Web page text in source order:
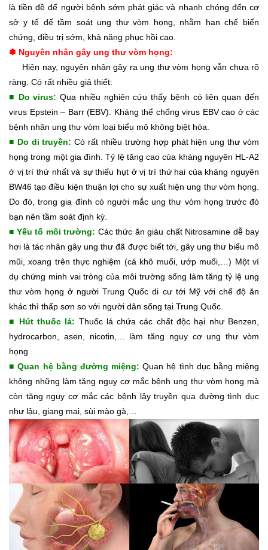
là tiền đề để người bệnh sớm phát giác và nhanh chóng đến cơ
sở y tế để tầm soát ung thư vòm họng, nhằm hạn chế biến
chứng, điều trị sớm, khả năng phục hồi cao.
✽ Nguyên nhân gây ung thư vòm họng:
Hiện nay, nguyên nhân gây ra ung thư vòm họng vẫn chưa rõ
ràng. Có rất nhiều giả thiết:
■ Do virus: Qua nhiều nghiên cứu thấy bệnh có liên quan đến
virus Epstein – Barr (EBV). Kháng thể chống virus EBV cao ở các
bệnh nhân ung thư vòm loại biểu mô không biệt hóa.
■ Do di truyền: Có rất nhiều trường hợp phát hiện ung thư vòm
họng trong một gia đình. Tỷ lệ tăng cao của kháng nguyên HL-A2
ở vị trí thứ nhất và sự thiếu hụt ở vị trí thứ hai của kháng nguyên
BW46 tạo điều kiện thuận lợi cho sự xuất hiện ung thư vòm họng.
Do đó, trong gia đình có người mắc ung thư vòm họng trước đó
bạn nên tầm soát định kỳ.
■ Yếu tố môi trường: Các thức ăn giàu chất Nitrosamine dễ bay
hơi là tác nhân gây ung thư đã được biết tới, gây ung thư biểu mô
mũi, xoang trên thực nghiệm (cá khô muối, ướp muối,…) Một ví
dụ chứng minh vai tròng của môi trường sống làm tăng tỷ lệ ung
thư vòm họng ở người Trung Quốc di cư tới Mỹ với chế độ ăn
khác thì thấp sơn so với người dân sống tại Trung Quốc.
■ Hút thuốc lá: Thuốc lá chứa các chất độc hại như Benzen,
hydrocarbon, asen, nicotin,… làm tăng nguy cơ ung thư vòm
họng
■ Quan hệ bằng đường miệng: Quan hệ tình dục bằng miệng
không những làm tăng nguy cơ mắc bệnh ung thư vòm họng mà
còn tăng nguy cơ mắc các bệnh lây truyền qua đường tình dục
như lậu, giang mai, sùi mào gà,…